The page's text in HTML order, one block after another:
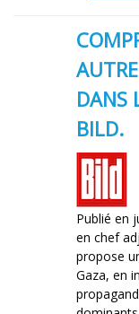
DANS
BILD.
Publié en
en chef
propose
Gaza, en